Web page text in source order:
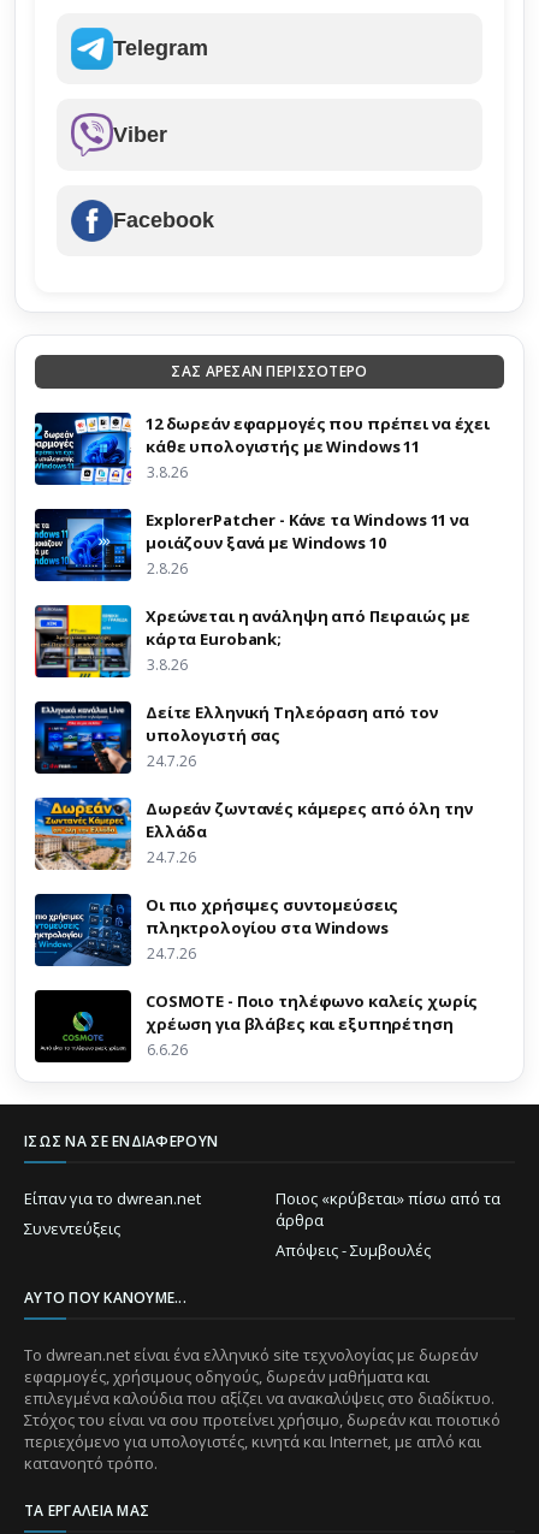
Telegram
Viber
Facebook
ΣΑΣ ΑΡΕΣΑΝ ΠΕΡΙΣΣΟΤΕΡΟ
12 δωρεάν εφαρμογές που πρέπει να έχει
κάθε υπολογιστής με Windows 11
3.8.26
ExplorerPatcher - Κάνε τα Windows 11 να
μοιάζουν ξανά με Windows 10
2.8.26
Χρεώνεται η ανάληψη από Πειραιώς με
κάρτα Eurobank;
3.8.26
Δείτε Ελληνική Τηλεόραση από τον
υπολογιστή σας
24.7.26
Δωρεάν ζωντανές κάμερες από όλη την
Ελλάδα
24.7.26
Οι πιο χρήσιμες συντομεύσεις
πληκτρολογίου στα Windows
24.7.26
COSMOTE - Ποιο τηλέφωνο καλείς χωρίς
χρέωση για βλάβες και εξυπηρέτηση
6.6.26
ΊΣΩΣ ΝΑ ΣΕ ΕΝΔΙΑΦΈΡΟΥΝ
Είπαν για το dwrean.net
Ποιος «κρύβεται» πίσω από τα
άρθρα
Συνεντεύξεις
Απόψεις - Συμβουλές
ΑΥΤΌ ΠΟΥ ΚΆΝΟΥΜΕ...
Το dwrean.net είναι ένα ελληνικό site τεχνολογίας με δωρεάν
εφαρμογές, χρήσιμους οδηγούς, δωρεάν μαθήματα και
επιλεγμένα καλούδια που αξίζει να ανακαλύψεις στο διαδίκτυο.
Στόχος του είναι να σου προτείνει χρήσιμο, δωρεάν και ποιοτικό
περιεχόμενο για υπολογιστές, κινητά και Internet, με απλό και
κατανοητό τρόπο.
ΤΑ ΕΡΓΑΛΕΊΑ ΜΑΣ